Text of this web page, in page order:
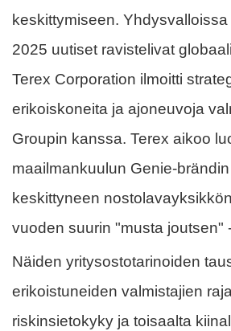
keskittymiseen.
2025 uutiset ravistelivat
Terex Corporation ilmoitti
erikoiskoneita ja ajoneuvoja
Groupin kanssa. Terex aikoo
maailmankuulun Genie-
keskittyneen
vuoden suurin "musta joutsen"
Näiden yritysostotarinoiden
erikoistuneiden valmistajien
riskinsietokyky ja toisaalta